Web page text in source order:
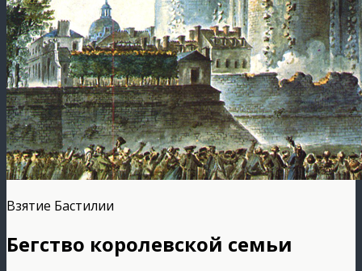
Взятие Бастилии
Бегство королевской семьи